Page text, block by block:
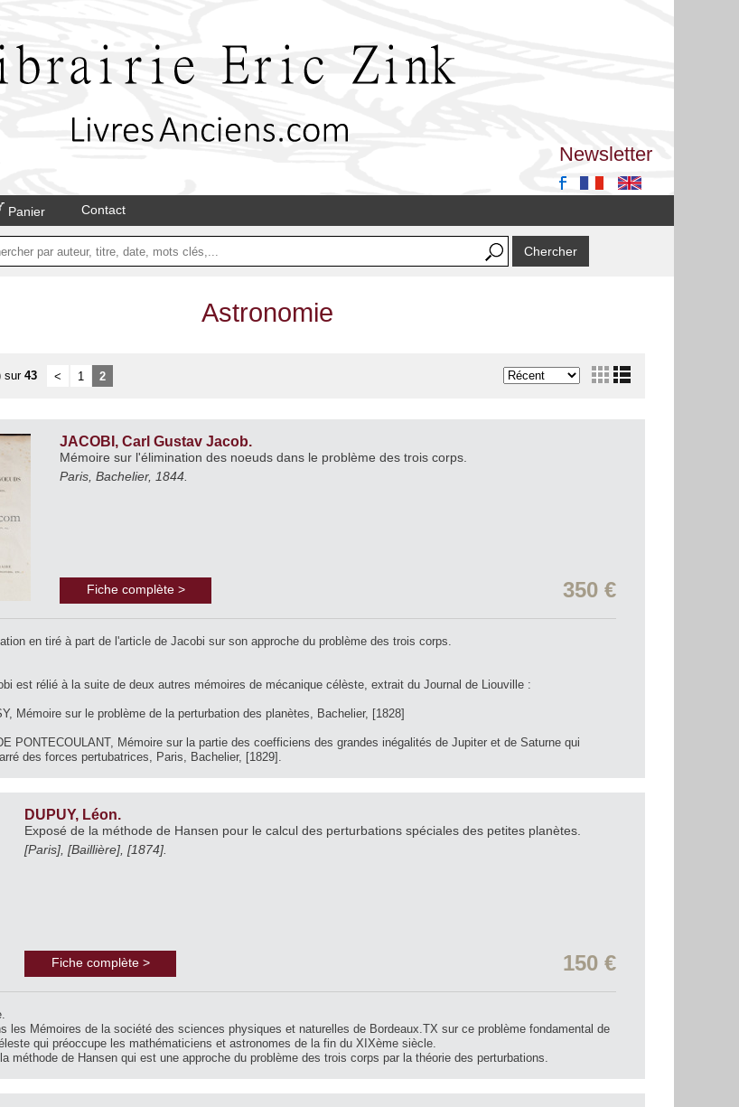
Newsletter
Panier Contact
Astronomie
sur 43 < 1 2
JACOBI, Carl Gustav Jacob.
Mémoire sur l'élimination des noeuds dans le problème des trois corps.
Paris, Bachelier, 1844.
Fiche complète > 350 €
en tiré à part de l'article de Jacobi sur son approche du problème des trois corps.
est rélié à la suite de deux autres mémoires de mécanique célèste, extrait du Journal de Liouville :
Mémoire sur le problème de la perturbation des planètes, Bachelier, [1828]
PONTECOULANT, Mémoire sur la partie des coefficiens des grandes inégalités de Jupiter et de Saturne qui
des forces pertubatrices, Paris, Bachelier, [1829].
DUPUY, Léon.
Exposé de la méthode de Hansen pour le calcul des perturbations spéciales des petites planètes.
[Paris], [Baillière], [1874].
Fiche complète > 150 €
les Mémoires de la société des sciences physiques et naturelles de Bordeaux.TX sur ce problème fondamental de
qui préoccupe les mathématiciens et astronomes de la fin du XIXème siècle.
méthode de Hansen qui est une approche du problème des trois corps par la théorie des perturbations.